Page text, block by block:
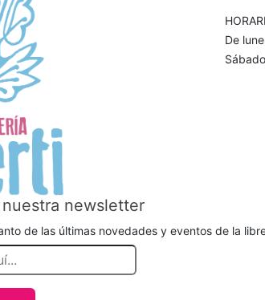
De
newsletter
de las últimas novedades y eventos de la